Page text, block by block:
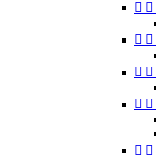
 
 
 
 
 